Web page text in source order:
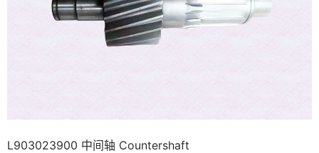
L903023900 中间轴 Countershaft